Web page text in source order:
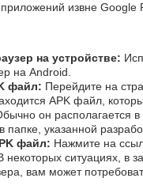
извне Google
на устройстве:
на Android.
файл: Перейдите на
APK файл,
он располагается
папке, указанной
файл: Нажмите на
ситуациях, в
вам может